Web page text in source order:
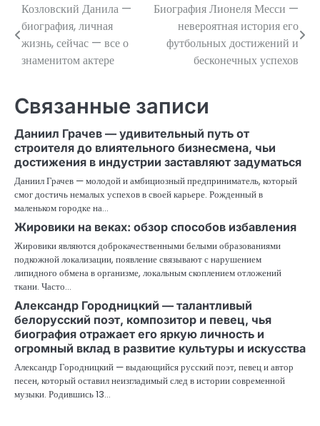
Навигация
по
записям
Козловский Данила —
биография, личная
жизнь, сейчас — все о
знаменитом актере
Биография Лионеля Месси —
невероятная история его
футбольных достижений и
бесконечных успехов
Связанные записи
Даниил Грачев — удивительный путь от
строителя до влиятельного бизнесмена, чьи
достижения в индустрии заставляют задуматься
Даниил Грачев — молодой и амбициозный предприниматель, который
смог достичь немалых успехов в своей карьере. Рожденный в
маленьком городке на…
Жировики на веках: обзор способов избавления
Жировики являются доброкачественными белыми образованиями
подкожной локализации, появление связывают с нарушением
липидного обмена в организме, локальным скоплением отложений
ткани. Часто…
Александр Городницкий — талантливый
белорусский поэт, композитор и певец, чья
биография отражает его яркую личность и
огромный вклад в развитие культуры и искусства
Александр Городницкий — выдающийся русский поэт, певец и автор
песен, который оставил неизгладимый след в истории современной
музыки. Родившись 13…